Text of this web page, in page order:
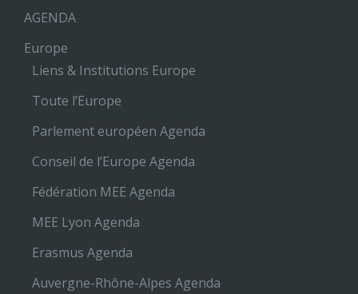
AGENDA
Europe
Liens & Institutions Europe
Toute l’Europe
Parlement européen Agenda
Conseil de l’Europe Agenda
Fédération MEE Agenda
MEE Lyon Agenda
Erasmus Agenda
Auvergne-Rhône-Alpes Agenda